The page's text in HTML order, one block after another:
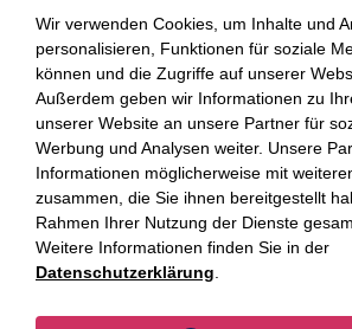
China
Großbritannien
Indien
Indonesien
Malaysia
Myanmar
Singapur
Wir verwenden Cookies, um Inhalte und
personalisieren, Funktionen für soziale
können und die Zugriffe auf unserer
Außerdem geben wir Informationen zu
unserer Website an unsere Partner für
Werbung und Analysen weiter. Unsere
Informationen möglicherweise mit
zusammen, die Sie ihnen bereitgestellt
Rahmen Ihrer Nutzung der Dienste
Weitere Informationen finden Sie in der
Datenschutzerklärung